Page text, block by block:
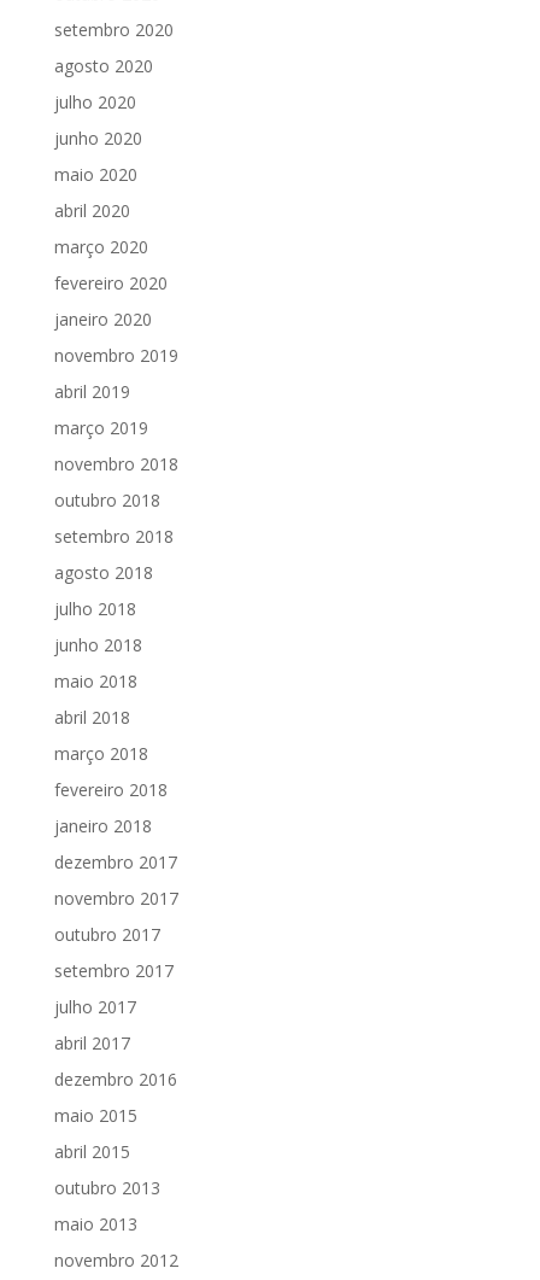
setembro 2020
agosto 2020
julho 2020
junho 2020
maio 2020
abril 2020
março 2020
fevereiro 2020
janeiro 2020
novembro 2019
abril 2019
março 2019
novembro 2018
outubro 2018
setembro 2018
agosto 2018
julho 2018
junho 2018
maio 2018
abril 2018
março 2018
fevereiro 2018
janeiro 2018
dezembro 2017
novembro 2017
outubro 2017
setembro 2017
julho 2017
abril 2017
dezembro 2016
maio 2015
abril 2015
outubro 2013
maio 2013
novembro 2012